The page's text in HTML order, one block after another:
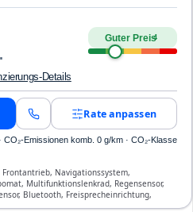
Guter Preis4
Details
Rate anpassen
Emissionen komb. 0 g/km · CO₂-Klasse
Navigationssystem,
Multifunktionslenkrad, Regensensor,
Bluetooth, Freisprecheinrichtung,
Klimaautomatik, Front-, Seiten- und weitere